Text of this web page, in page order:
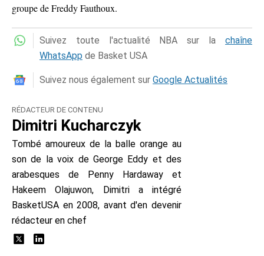
groupe de Freddy Fauthoux.
Suivez toute l'actualité NBA sur la chaîne
WhatsApp de Basket USA
Suivez nous également sur Google Actualités
RÉDACTEUR DE CONTENU
Dimitri Kucharczyk
Tombé amoureux de la balle orange au
son de la voix de George Eddy et des
arabesques de Penny Hardaway et
Hakeem Olajuwon, Dimitri a intégré
BasketUSA en 2008, avant d'en devenir
rédacteur en chef